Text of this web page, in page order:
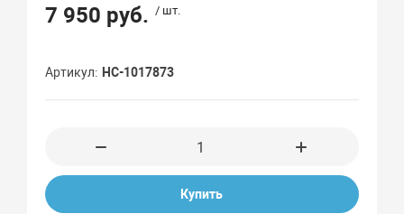
7 950 руб. / шт.
Артикул НС-1017873
Купить